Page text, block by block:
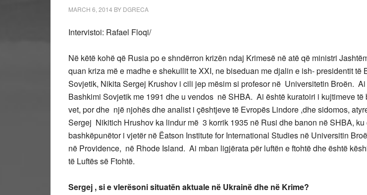
MARCH 6, 2014 BY DGRECA
Intervistoi: Rafael Floqi/
Në këtë kohë që Rusia po e shndërron krizën ndaj Krimesë në atë që ministri
quan kriza më e madhe e shekullit te XXI, ne biseduan me djalin e ish- presidentit të
Sovjetik, Nikita Sergej Krushov i cili jep mësim si profesor në Universitetin Broën.
Bashkimi Sovjetik me 1991 dhe u vendos në SHBA. Ai është kuratoiri i kujtimeve të
vet, por dhe një njohës dhe analist i çështjeve të Evropës Lindore ,dhe sidomos,
Sergej Nikitich Hrushov ka lindur më 3 korrik 1935 në Rusi dhe banon në SHBA, ku
bashkëpunëtor i vjetër në Ëatson Institute for International Studies në Universitin
në Providence, në Rhode Island. Ai mban ligjërata për luftën e ftohtë dhe është
të Luftës së Ftohtë.
Sergej , si e vlerësoni situatën aktuale në Ukrainë dhe në Krime?